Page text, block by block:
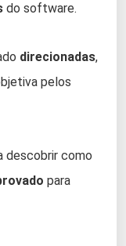
do software.
direcionadas,
pelos
descobrir como
para